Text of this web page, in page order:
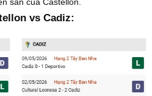
sân của Castellon.
vs Cadiz: